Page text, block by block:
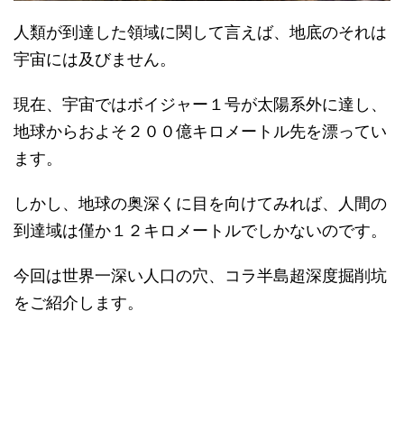
人類が到達した領域に関して言えば、地底のそれは
宇宙には及びません。
現在、宇宙ではボイジャー１号が太陽系外に達し、
地球からおよそ２００億キロメートル先を漂ってい
ます。
しかし、地球の奥深くに目を向けてみれば、人間の
到達域は僅か１２キロメートルでしかないのです。
今回は世界一深い人口の穴、コラ半島超深度掘削坑
をご紹介します。